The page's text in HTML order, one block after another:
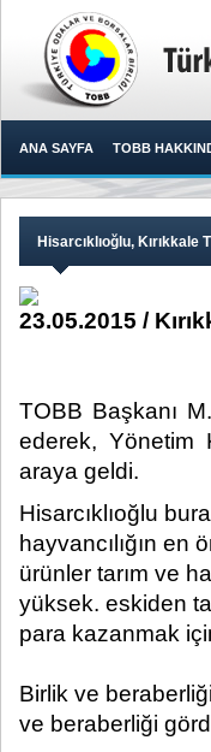
ANA SAYFA TOBB
Hisarcıklıoğlu,
23.05.2015 /
TOBB Başkanı
ederek, Yönetim
araya geldi.​
Hisarcıklıoğlu
hayvancılığın en
ürünler tarım ve
yüksek. eskiden
para kazanmak
Birlik ve
ve beraberliği